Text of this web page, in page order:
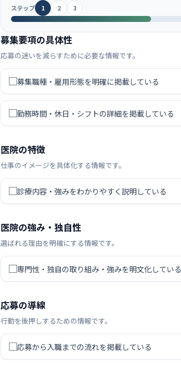
ステップ 1 2 3
募集要項の具体性
応募の迷いを減らすために必要な情報です。
募集職種・雇用形態を明確に掲載している
勤務時間・休日・シフトの詳細を掲載している
医院の特徴
仕事のイメージを具体化する情報です。
診療内容・強みをわかりやすく説明している
医院の強み・独自性
選ばれる理由を明確にする情報です。
専門性・独自の取り組み・強みを明文化している
応募の導線
行動を後押しするための情報です。
応募から入職までの流れを掲載している